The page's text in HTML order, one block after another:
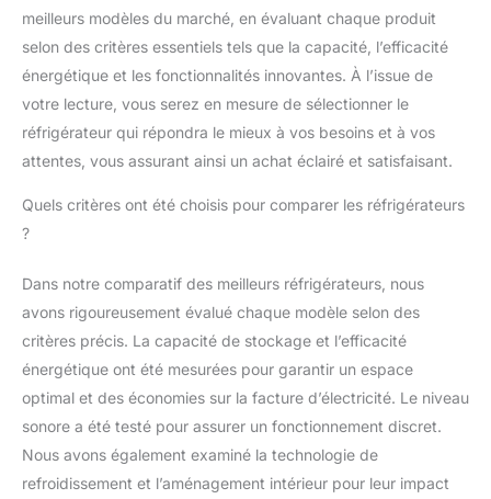
meilleurs modèles du marché, en évaluant chaque produit
selon des critères essentiels tels que la capacité, l’efficacité
énergétique et les fonctionnalités innovantes. À l’issue de
votre lecture, vous serez en mesure de sélectionner le
réfrigérateur qui répondra le mieux à vos besoins et à vos
attentes, vous assurant ainsi un achat éclairé et satisfaisant.
Quels critères ont été choisis pour comparer les réfrigérateurs
?
Dans notre comparatif des meilleurs réfrigérateurs, nous
avons rigoureusement évalué chaque modèle selon des
critères précis. La capacité de stockage et l’efficacité
énergétique ont été mesurées pour garantir un espace
optimal et des économies sur la facture d’électricité. Le niveau
sonore a été testé pour assurer un fonctionnement discret.
Nous avons également examiné la technologie de
refroidissement et l’aménagement intérieur pour leur impact